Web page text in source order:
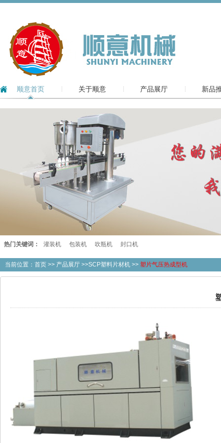
顺意首页 关于顺意 产品展厅 新品
热门关键词： 灌装机 包装机 吹瓶机 封口机
当前位置： 首页 >> 产品展厅 >>SCP塑料片材机 >> 塑片气压热成型机